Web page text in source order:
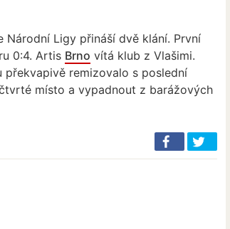
Ligy přináší dvě klání. První
0:4. Artis Brno vítá klub z Vlašimi.
remizovalo s poslední
místo a vypadnout z barážových